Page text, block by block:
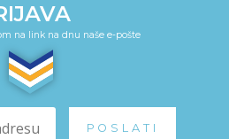
na link na dnu naše e-pošte